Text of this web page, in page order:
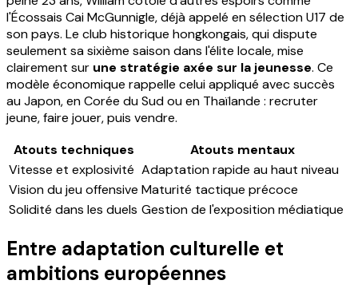
l'Écossais Cai McGunnigle, déjà appelé en sélection U17 de
son pays. Le club historique hongkongais, qui dispute
seulement sa sixième saison dans l'élite locale, mise
clairement sur une stratégie axée sur la jeunesse. Ce
modèle économique rappelle celui appliqué avec succès
au Japon, en Corée du Sud ou en Thaïlande : recruter
jeune, faire jouer, puis vendre.
Atouts techniques
Atouts mentaux
Vitesse et explosivité Adaptation rapide au haut niveau
Vision du jeu offensive Maturité tactique précoce
Solidité dans les duels Gestion de l'exposition médiatique
Entre adaptation culturelle et
ambitions européennes